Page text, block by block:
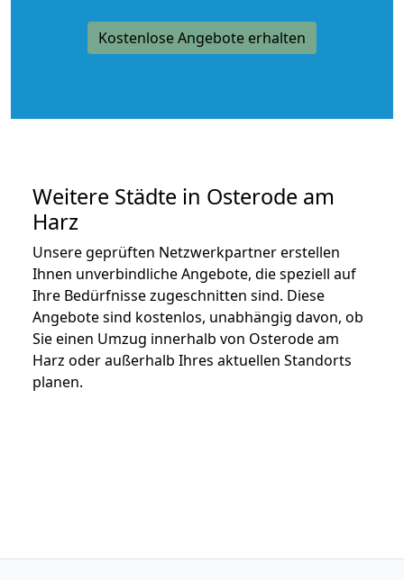
Kostenlose Angebote erhalten
Weitere Städte in Osterode am
Harz
Unsere geprüften Netzwerkpartner erstellen
Ihnen unverbindliche Angebote, die speziell auf
Ihre Bedürfnisse zugeschnitten sind. Diese
Angebote sind kostenlos, unabhängig davon, ob
Sie einen Umzug innerhalb von Osterode am
Harz oder außerhalb Ihres aktuellen Standorts
planen.